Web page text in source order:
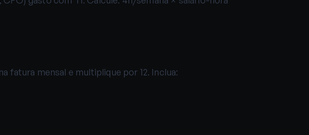
fatura mensal e multiplique por 12. Inclua: